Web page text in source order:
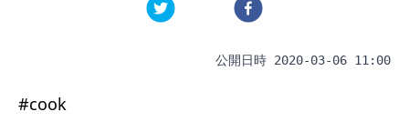
公開日時 2020-03-06 11:00
#cook